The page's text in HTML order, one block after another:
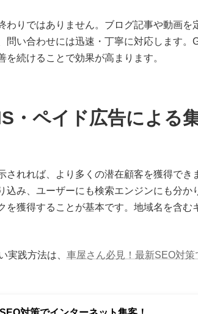
わりではありません。ブログ記事や動画
問い合わせには迅速・丁寧に対応します。
を続けることで効果が高まります。
・ペイド広告による
されれば、より多くの潜在顧客を獲得でき
込み、ユーザーにも検索エンジンにも分
を獲得することが基本です。地域名を含
実践方法は、 車屋さん必見！最新SEO対策